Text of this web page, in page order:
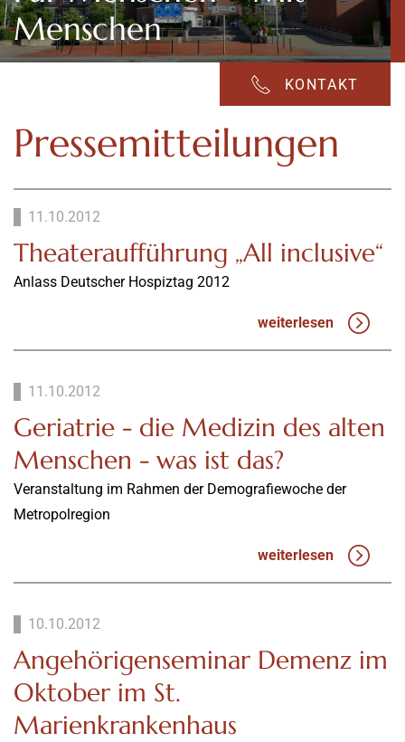
Menschen
KONTAKT
Pressemitteilungen
11.10.2012
Theateraufführung „All inclusive“
Anlass Deutscher Hospiztag 2012
weiterlesen
11.10.2012
Geriatrie - die Medizin des alten
Menschen - was ist das?
Veranstaltung im Rahmen der Demografiewoche der
Metropolregion
weiterlesen
10.10.2012
Angehörigenseminar Demenz im
Oktober im St.
Marienkrankenhaus